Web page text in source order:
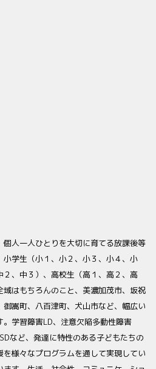
人一人ひとりを大切に育てる放課後等
学生（小１、小２、小３、小４、小
２、中３）、高校生（高１、高２、高
域はもちろんのこと、美濃加茂市、坂祝
嵩町、八百津町、犬山市など、幅広い
学習障害LD、注意欠陥多動性障害
など、発達に特性のある子どもたちの
様々なプログラムを通して実現してい